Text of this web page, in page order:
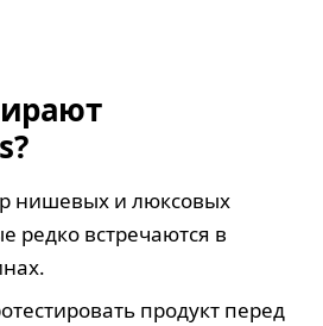
нишевых и люксовых
редко встречаются в
продукт перед